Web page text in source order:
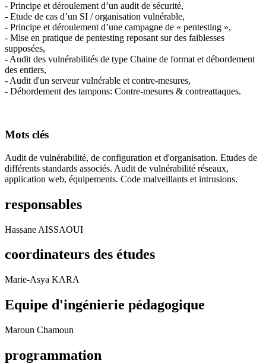
- Principe et déroulement d’un audit de sécurité,
- Etude de cas d’un SI / organisation vulnérable,
- Principe et déroulement d’une campagne de « pentesting »,
- Mise en pratique de pentesting reposant sur des faiblesses
supposées,
- Audit des vulnérabilités de type Chaine de format et débordement
des entiers,
- Audit d'un serveur vulnérable et contre-mesures,
- Débordement des tampons: Contre-mesures & contreattaques.
Mots clés
Audit de vulnérabilité, de configuration et d'organisation. Etudes de
différents standards associés. Audit de vulnérabilité réseaux,
application web, équipements. Code malveillants et intrusions.
responsables
Hassane AISSAOUI
coordinateurs des études
Marie-Asya KARA
Equipe d'ingénierie pédagogique
Maroun Chamoun
programmation